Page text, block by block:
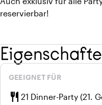
reservierbar!
GEEIGNET FÜR
restaurant 21 Dinner-Party (21.